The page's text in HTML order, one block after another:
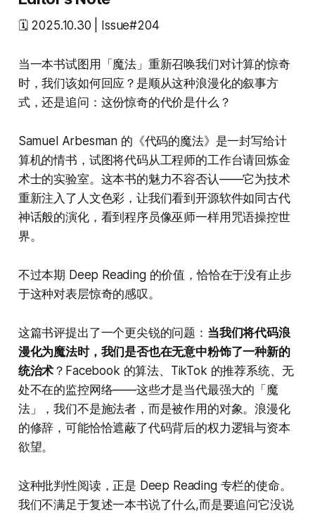
🗓️ 2025.10.30 | Issue#204
当一本书试图用「魔法」重新召唤我们对计算的惊奇
时，我们该如何回应？是顺从这种浪漫化的叙事方
式，还是追问：这份惊奇的代价是什么？
Samuel Arbesman 的《代码的魔法》是一封写给计
算机的情书，试图将代码从工程师的工作台请回炼金
术士的实验室。这本书的魅力不容否认——它为技术
重新注入了人文色彩，让我们看到开源软件如同古代
神话般的演化，看到程序员像巫师一样用咒语操控世
界。
不过本期 Deep Reading 的价值，恰恰在于没有止步
于这种对表层惊奇的感叹。
这篇书评提出了一个更尖锐的问题： 当我们将代码浪
漫化为魔法时，我们是否也在无意中粉饰了一种新的
统治术 ？Facebook 的算法、TikTok 的推荐系统、无
处不在的监控网络——这些才是当代最强大的「魔
法」，我们不是施法者，而是被作用的对象。浪漫化
的修辞，可能恰恰遮蔽了代码背后的权力逻辑与资本
欲望。
这种批判性阅读，正是 Deep Reading 专栏的使命。
我们不满足于复述一本书说了什么,而是要追问它没说